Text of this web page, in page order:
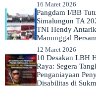
16 Maret 2026
Pangdam I/BB
Simalungun TA
TNI Hendy
Manunggal
12 Maret 2026
​10 Desakan LBH
Raya: Segera
Penganiayaan
Disabilitas di